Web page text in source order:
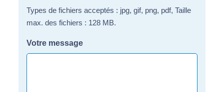
Types de fichiers acceptés : jpg, gif, png, pdf, Taille
max. des fichiers : 128 MB.
Votre message